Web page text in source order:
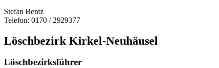
Stefan Bentz
Telefon: 0170 / 2929377
Löschbezirk Kirkel-Neuhäusel
Löschbezirksführer